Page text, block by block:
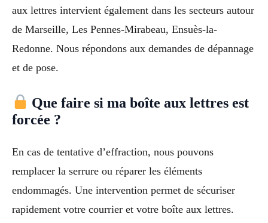
aux lettres intervient également dans les secteurs autour
de Marseille, Les Pennes-Mirabeau, Ensuès-la-
Redonne. Nous répondons aux demandes de dépannage
et de pose.
Que faire si ma boîte aux lettres est
forcée ?
En cas de tentative d’effraction, nous pouvons
remplacer la serrure ou réparer les éléments
endommagés. Une intervention permet de sécuriser
rapidement votre courrier et votre boîte aux lettres.